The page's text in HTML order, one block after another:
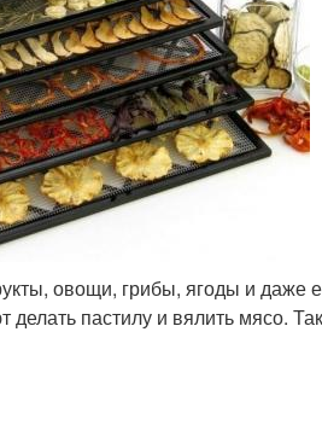
овощи, грибы, ягоды и даже
пастилу и вялить мясо.